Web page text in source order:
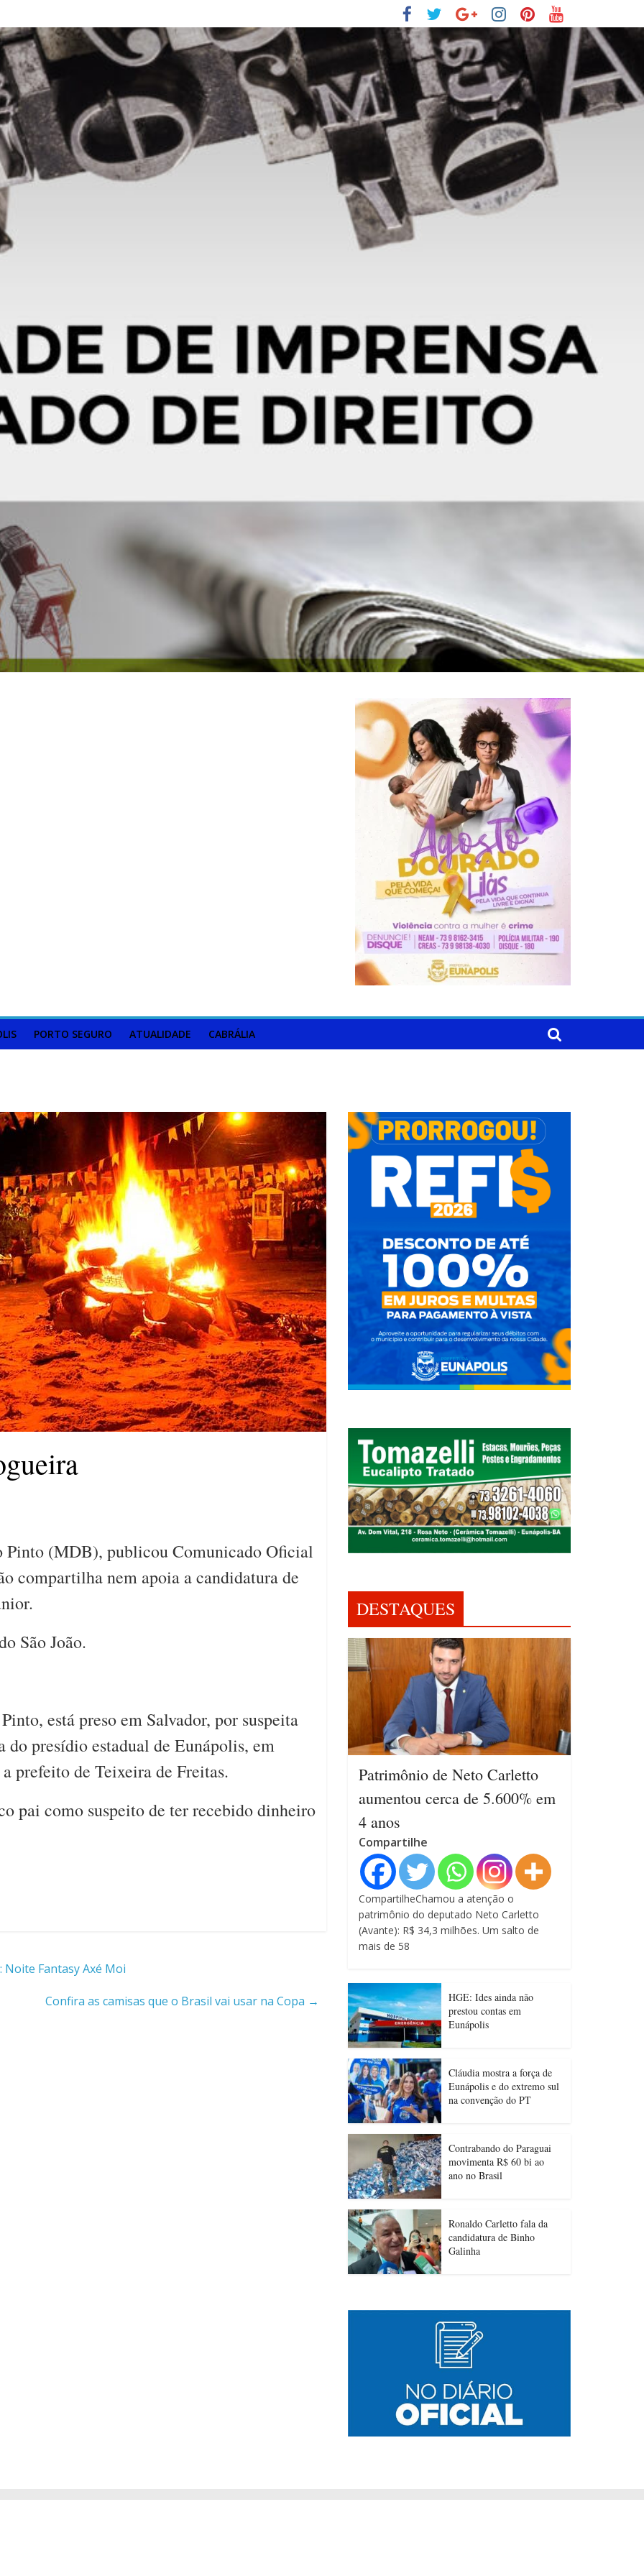
PORTO SEGURO ATUALIDADE CABRÁLIA
Pinto (MDB), publicou Comunicado Oficial
compartilha nem apoia a candidatura de
São João.
está preso em Salvador, por suspeita
do presídio estadual de Eunápolis, em
prefeito de Teixeira de Freitas.
pai como suspeito de ter recebido dinheiro
Fantasy Axé Moi
Confira as camisas que o Brasil vai usar na Copa →
DESTAQUES
Patrimônio de Neto Carletto
aumentou cerca de 5.600% em
4 anos
Compartilhe
CompartilheChamou a atenção o
patrimônio do deputado Neto Carletto
(Avante): R$ 34,3 milhões. Um salto de
mais de 58
HGE: Ides ainda não
prestou contas em
Eunápolis
Cláudia mostra a força de
Eunápolis e do extremo sul
na convenção do PT
Contrabando do Paraguai
movimenta R$ 60 bi ao
ano no Brasil
Ronaldo Carletto fala da
candidatura de Binho
Galinha